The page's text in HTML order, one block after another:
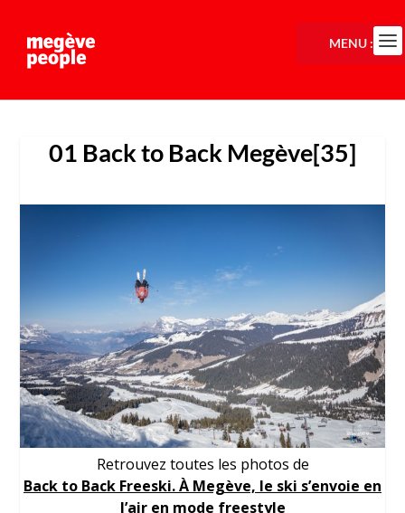
01 Back to Back Megève[35]
Retrouvez toutes les photos de
Back to Back Freeski. À Megève, le ski s’envoie en
l’air en mode freestyle
MENU :